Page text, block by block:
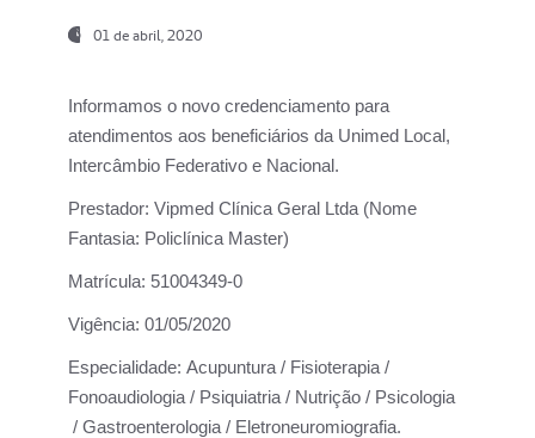
01 de abril, 2020
Informamos o novo credenciamento para
atendimentos aos beneficiários da Unimed Local,
Intercâmbio Federativo e Nacional.
Prestador: Vipmed Clínica Geral Ltda (Nome
Fantasia: Policlínica Master)
Matrícula: 51004349-0
Vigência: 01/05/2020
Especialidade: Acupuntura / Fisioterapia /
Fonoaudiologia / Psiquiatria / Nutrição / Psicologia
/ Gastroenterologia / Eletroneuromiografia.